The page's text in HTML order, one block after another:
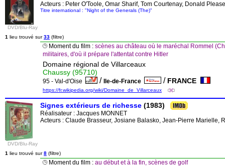
DVD/Blu-Ray
Acteurs : Peter O'Toole, Omar Sharif, Tom Courtenay, Donald
Titre international : "Night of the Generals (The)"
1 lieu trouvé sur33 (filtre)
Moment du film : scènes au château où le maréchal Rommel
militaires, d'où il prépare l'attentat contre Hitler
Domaine régional de Villarceaux
Chaussy (95710)
95 - Val-d'Oise / Ile-de-France / FRANCE
https://fr.wikipedia.org/wiki/Domaine_de_Villarceaux
DVD/Blu-Ray
Signes extérieurs de richesse (1983)
Réalisateur : Jacques MONNET
Acteurs : Claude Brasseur, Josiane Balasko, Jean-Pierre Marielle,
1 lieu trouvé sur8 (filtre)
Moment du film : au début et à la fin, scènes de golf